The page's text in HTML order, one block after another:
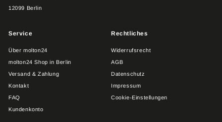
12099 Berlin
Service
Über molton24
molton24 Shop in Berlin
Versand & Zahlung
Kontakt
FAQ
Kundenkonto
Rechtliches
Widerrufsrecht
AGB
Datenschutz
Impressum
Cookie-Einstellungen